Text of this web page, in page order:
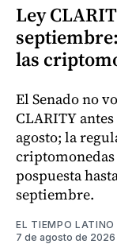
Ley
las
El Senado no
CLARITY
agosto; la
criptomonedas
pospuesta
septiembre.
EL TIEMPO LATINO
7 de agosto de 2026